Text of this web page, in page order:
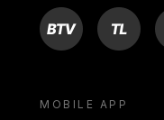
BTV TL
MOBILE APP